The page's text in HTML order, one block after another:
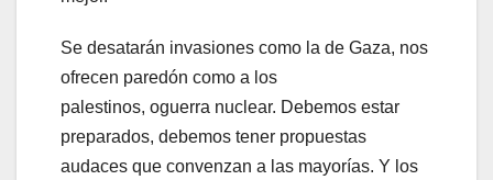
Se desatarán invasiones como la de Gaza, nos
ofrecen paredón como a los
palestinos, oguerra nuclear. Debemos estar
preparados, debemos tener propuestas
audaces que convenzan a las mayorías. Y los